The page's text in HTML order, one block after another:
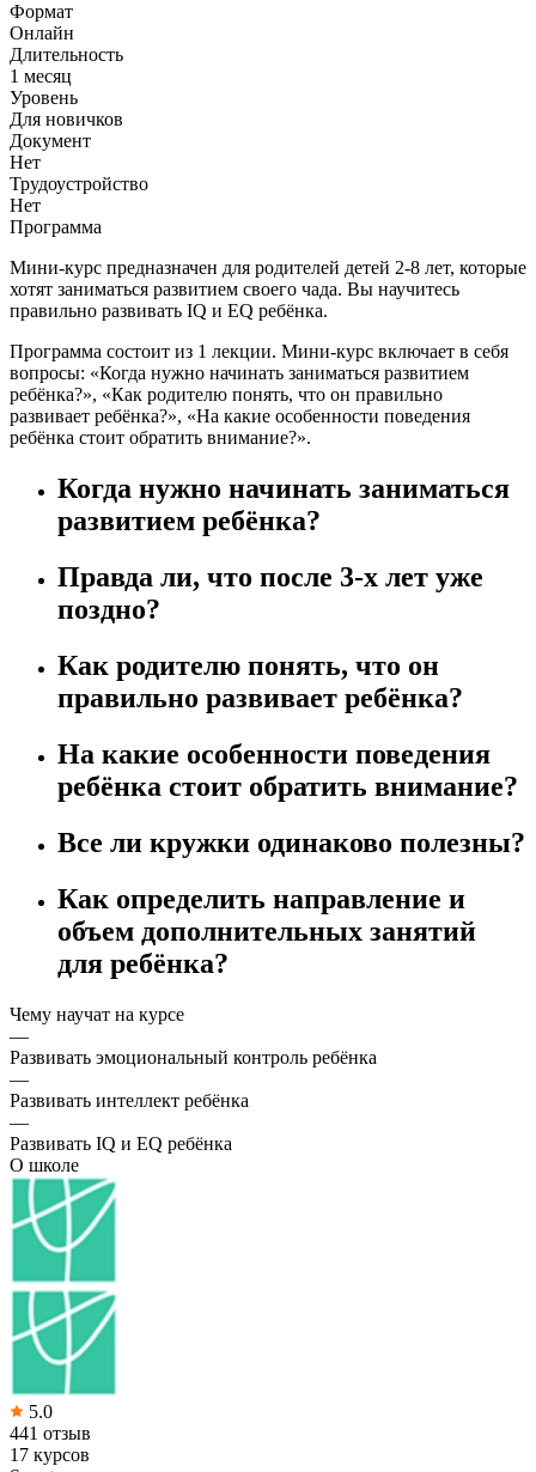
Формат
Онлайн
Длительность
1 месяц
Уровень
Для новичков
Документ
Нет
Трудоустройство
Нет
Программа
Мини-курс предназначен для родителей детей 2-8 лет, которые
хотят заниматься развитием своего чада. Вы научитесь
правильно развивать IQ и EQ ребёнка.
Программа состоит из 1 лекции. Мини-курс включает в себя
вопросы: «Когда нужно начинать заниматься развитием
ребёнка?», «Как родителю понять, что он правильно
развивает ребёнка?», «На какие особенности поведения
ребёнка стоит обратить внимание?».
Когда нужно начинать заниматься
развитием ребёнка?
Правда ли, что после 3-х лет уже
поздно?
Как родителю понять, что он
правильно развивает ребёнка?
На какие особенности поведения
ребёнка стоит обратить внимание?
Все ли кружки одинаково полезны?
Как определить направление и
объем дополнительных занятий
для ребёнка?
Чему научат на курсе
—
Развивать эмоциональный контроль ребёнка
—
Развивать интеллект ребёнка
—
Развивать IQ и EQ ребёнка
О школе
5.0
441 отзыв
17 курсов